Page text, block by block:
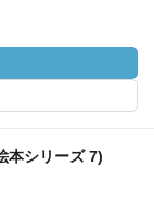
本シリーズ 7)